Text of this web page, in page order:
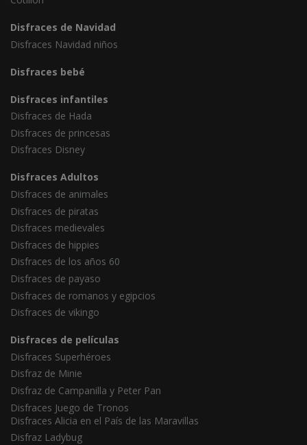
Disfraces de Navidad
Disfraces Navidad niños
Disfraces bebé
Disfraces infantiles
Disfraces de Hada
Disfraces de princesas
Disfraces Disney
Disfraces Adultos
Disfraces de animales
Disfraces de piratas
Disfraces medievales
Disfraces de hippies
Disfraces de los años 60
Disfraces de payaso
Disfraces de romanos y egipcios
Disfraces de vikingo
Disfraces de películas
Disfraces Superhéroes
Disfraz de Minie
Disfraz de Campanilla y Peter Pan
Disfraces Juego de Tronos
Disfraces Alicia en el País de las Maravillas
Disfraz Ladybug